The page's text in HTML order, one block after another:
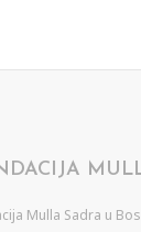
Mulla Sadra u